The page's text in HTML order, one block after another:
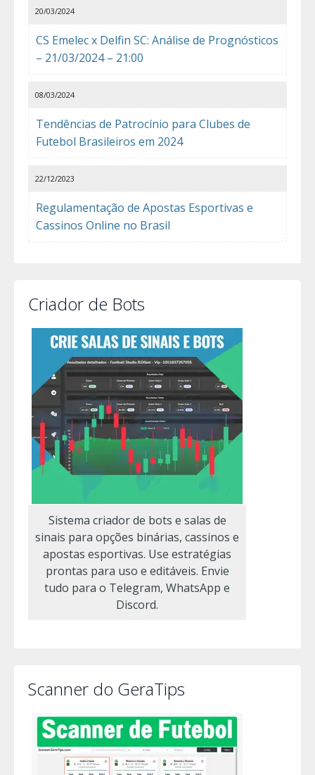
CS Emelec x Delfin SC: Análise de Prognósticos
– 21/03/2024 – 21:00
20/03/2024
Tendências de Patrocínio para Clubes de
Futebol Brasileiros em 2024
08/03/2024
Regulamentação de Apostas Esportivas e
Cassinos Online no Brasil
22/12/2023
Criador de Bots
Sistema criador de bots e salas de
sinais para opções binárias, cassinos e
apostas esportivas. Use estratégias
prontas para uso e editáveis. Envie
tudo para o Telegram, WhatsApp e
Discord.
Scanner do GeraTips